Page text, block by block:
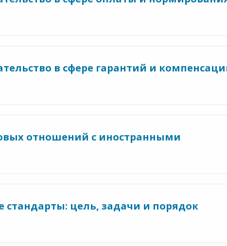
в сфере гарантий и
отношений с иностранными
стандарты: цель, задачи и порядок